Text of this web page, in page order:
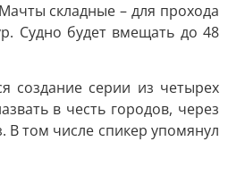
складные – для прохода
Судно будет вмещать до 48
создание серии из четырех
в честь городов, через
В том числе спикер упомянул